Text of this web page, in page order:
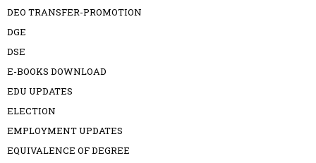
DEO TRANSFER-PROMOTION
DGE
DSE
E-BOOKS DOWNLOAD
EDU UPDATES
ELECTION
EMPLOYMENT UPDATES
EQUIVALENCE OF DEGREE